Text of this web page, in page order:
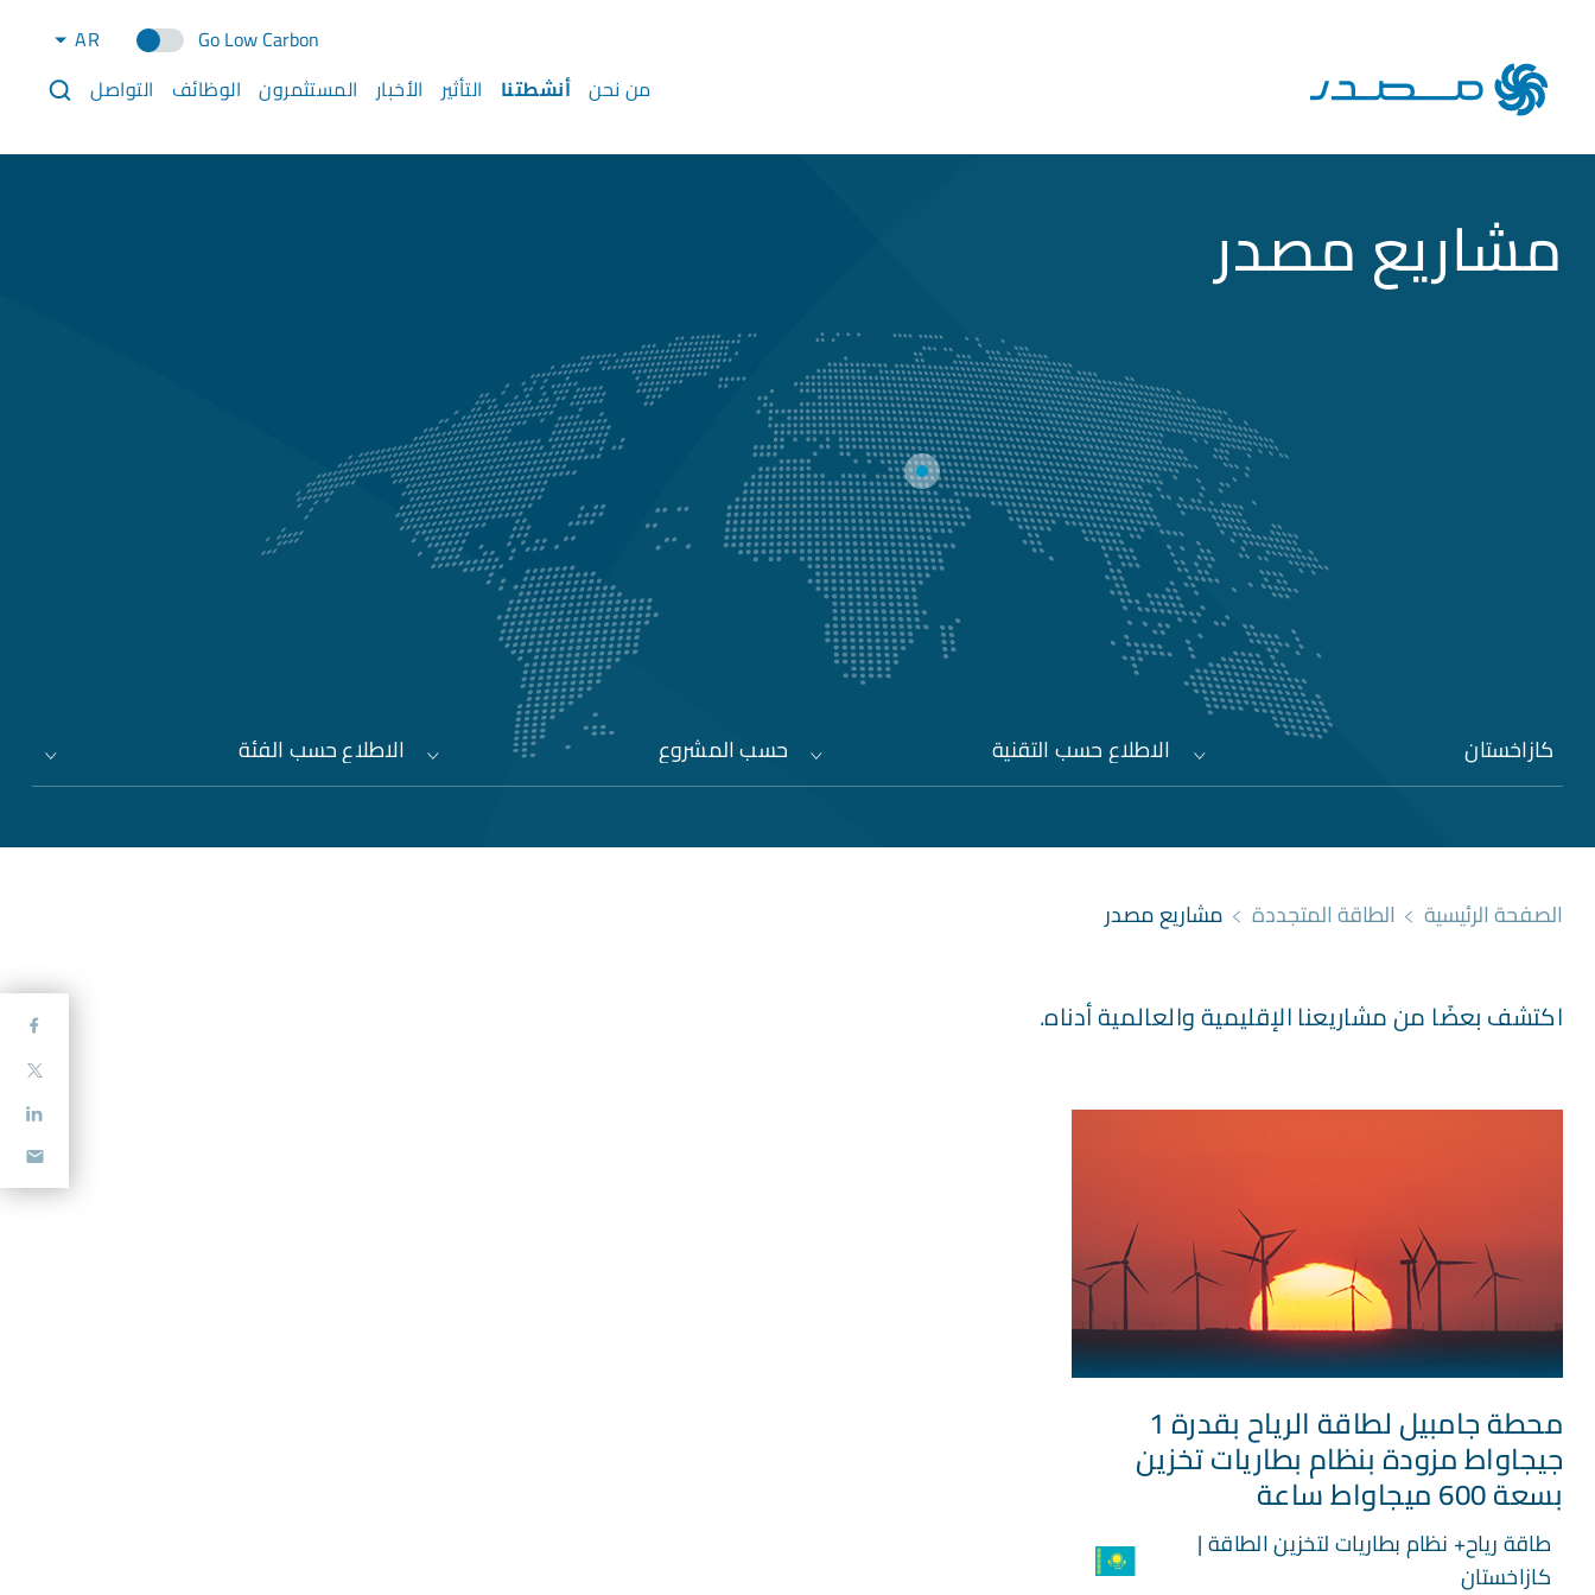
Go Low Carbon
AR
من نحن أنشطتنا التأثير الأخبار المستثمرون الوظائف التواصل
مشاريع مصدر
كازاخستان الاطلاع حسب التقنية حسب المشروع الاطلاع حسب الفئة
الصفحة الرئيسية الطاقة المتجددة مشاريع مصدر
اكتشف بعضًا من مشاريعنا الإقليمية والعالمية أدناه.
محطة جامبيل لطاقة الرياح بقدرة 1
جيجاواط مزودة بنظام بطاريات تخزين
بسعة 600 ميجاواط ساعة
طاقة رياح+ نظام بطاريات لتخزين الطاقة |
كازاخستان